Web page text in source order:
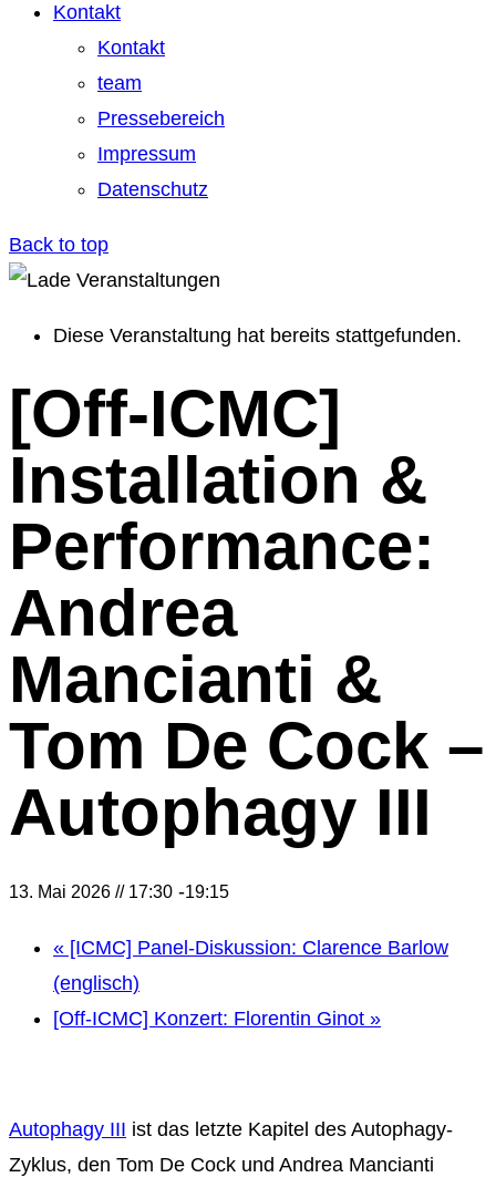
Kontakt
Kontakt
team
Pressebereich
Impressum
Datenschutz
Back to top
Diese Veranstaltung hat bereits stattgefunden.
[Off-ICMC]
Installation &
Performance:
Andrea
Mancianti &
Tom De Cock –
Autophagy III
13. Mai 2026 // 17:30 -19:15
« [ICMC] Panel-Diskussion: Clarence Barlow
(englisch)
[Off-ICMC] Konzert: Florentin Ginot »
Autophagy III ist das letzte Kapitel des Autophagy-
Zyklus, den Tom De Cock und Andrea Mancianti